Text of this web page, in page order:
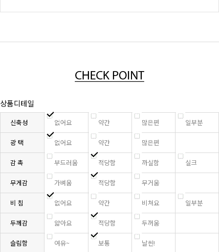
상품디테일
신축성 없어요 약간 많은편 일부분
광 택 없어요 약간 많은편
감 촉 부드러움 적당함 까실함 실크
무게감 가벼움 적당함 무거움
비 침 없어요 약간 비쳐요 일부분
두께감 얇아요 적당함 두꺼움
슬림함 여유~ 보통 날씬!